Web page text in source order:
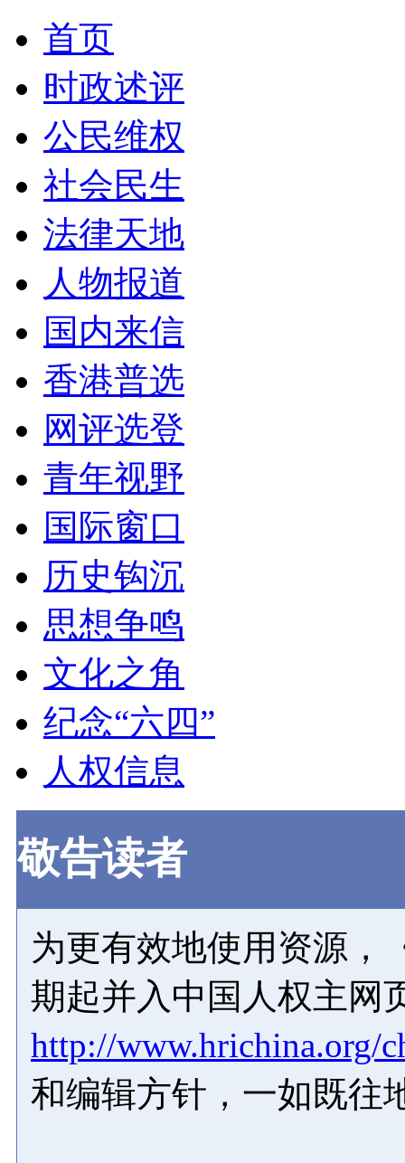
首页
时政述评
公民维权
社会民生
法律天地
人物报道
国内来信
香港普选
网评选登
青年视野
国际窗口
历史钩沉
思想争鸣
文化之角
纪念“六四”
人权信息
敬告读者
为更有效地使用资源，
期起并入中国人权主网
http://www.hrichina.org/
和编辑方针，一如既往